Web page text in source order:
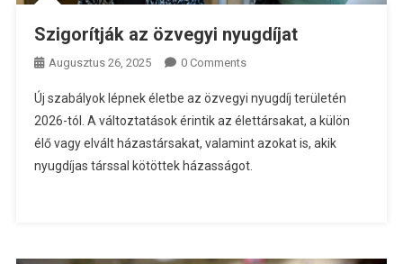
Szigorítják az özvegyi nyugdíjat
Augusztus 26, 2025 0 Comments
Új szabályok lépnek életbe az özvegyi nyugdíj területén
2026-tól. A változtatások érintik az élettársakat, a külön
élő vagy elvált házastársakat, valamint azokat is, akik
nyugdíjas társsal kötöttek házasságot.